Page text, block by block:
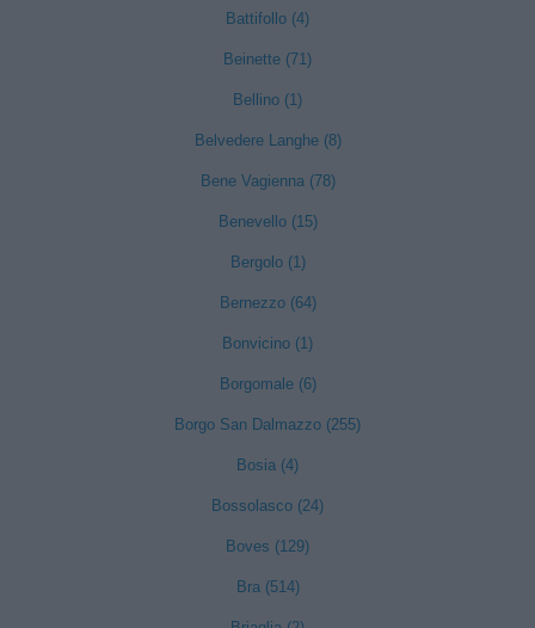
Battifollo (4)
Beinette (71)
Bellino (1)
Belvedere Langhe (8)
Bene Vagienna (78)
Benevello (15)
Bergolo (1)
Bernezzo (64)
Bonvicino (1)
Borgomale (6)
Borgo San Dalmazzo (255)
Bosia (4)
Bossolasco (24)
Boves (129)
Bra (514)